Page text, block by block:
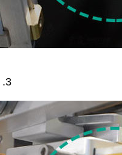
3. جهاز طباعة الشاشة: